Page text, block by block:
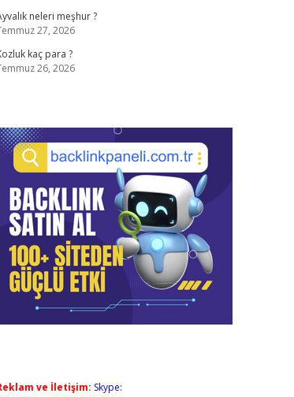
neleri meşhur ?
27, 2026
kaç para ?
26, 2026
ve İletişim: Skype: